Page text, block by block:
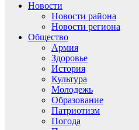
Новости
Новости района
Новости региона
Общество
Армия
Здоровье
История
Культура
Молодежь
Образование
Патриотизм
Погода